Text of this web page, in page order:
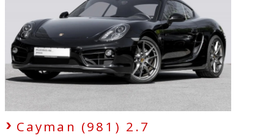
Cayman (981) 2.7